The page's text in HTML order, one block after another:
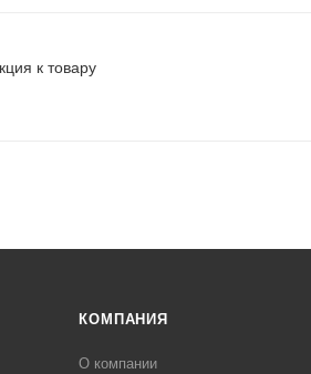
к товару
КОМПАНИЯ
О компании